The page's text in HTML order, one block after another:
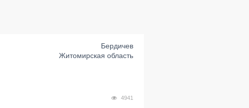
Бердичев
Житомирская область
4941